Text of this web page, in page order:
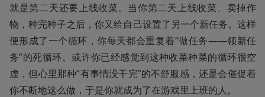
就是第二天还要上线收菜。当你第二天上线收菜、卖掉作
物，种完种子之后，你又给自己设置了另一个新任务。这样
便形成了一个循环，你每天都会重复着“做任务——领新任
务”的死循环。或许你已经感觉到这种收菜种菜的循环很空
虚，但心里那种“有事情没干完”的不舒服感，还是会催促着
你不断地这么做，于是你就成为了在游戏里上班的人。